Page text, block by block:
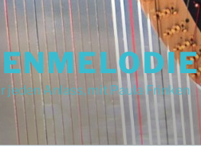
jeden Anlass, mit Paula Frinken